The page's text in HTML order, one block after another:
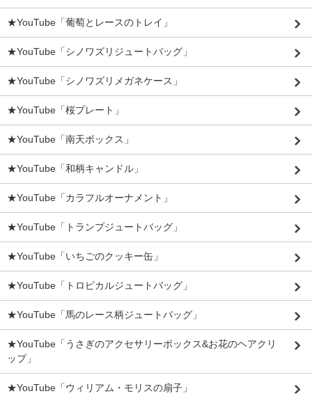
★YouTube「葡萄とレースのトレイ」
★YouTube「シノワズリジュートバッグ」
★YouTube「シノワズリメガネケース」
★YouTube「桜プレート」
★YouTube「南天ボックス」
★YouTube「和柄キャンドル」
★YouTube「カラフルオーナメント」
★YouTube「トランプジュートバッグ」
★YouTube「いちごのクッキー缶」
★YouTube「トロピカルジュートバッグ」
★YouTube「馬のレース柄ジュートバッグ」
★YouTube「うさぎのアクセサリーボックス&お花のヘアクリ
ップ」
★YouTube「ウィリアム・モリスの扇子」